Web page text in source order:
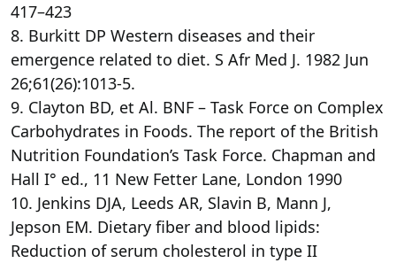
417–423
8. Burkitt DP Western diseases and their
emergence related to diet. S Afr Med J. 1982 Jun
26;61(26):1013-5.
9. Clayton BD, et Al. BNF – Task Force on Complex
Carbohydrates in Foods. The report of the British
Nutrition Foundation’s Task Force. Chapman and
Hall I° ed., 11 New Fetter Lane, London 1990
10. Jenkins DJA, Leeds AR, Slavin B, Mann J,
Jepson EM. Dietary fiber and blood lipids:
Reduction of serum cholesterol in type II